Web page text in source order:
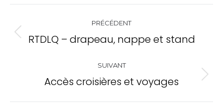
Navigation
de
commentaire
PRÉCÉDENT
Onglet
RTDLQ – drapeau, nappe et stand
SUIVANT
Projets
Accès croisières et voyages